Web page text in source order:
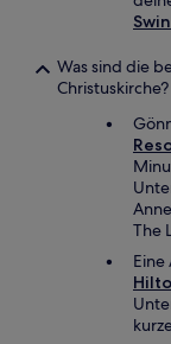
Was sind die
Christuskirche?
The
Eine